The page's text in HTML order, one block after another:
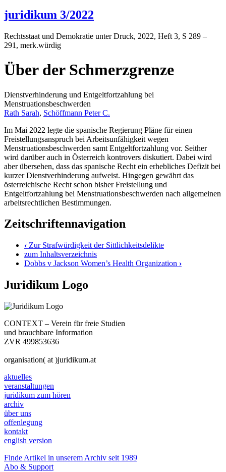
juridikum 3/2022
Rechtsstaat und Demokratie unter Druck, 2022, Heft 3, S 289 –
291, merk.würdig
Über der Schmerzgrenze
Dienstverhinderung und Entgeltfortzahlung bei
Menstruationsbeschwerden
Rath Sarah, Schöffmann Peter C.
Im Mai 2022 legte die spanische Regierung Pläne für einen
Freistellungsanspruch bei Arbeitsunfähigkeit wegen
Menstruationsbeschwerden samt Entgeltfortzahlung vor. Seither
wird darüber auch in Österreich kontrovers diskutiert. Dabei wird
aber übersehen, dass das spanische Recht ein erhebliches Defizit bei
kurzer Dienstverhinderung aufweist. Hingegen gewährt das
österreichische Recht schon bisher Freistellung und
Entgeltfortzahlung bei Menstruationsbeschwerden nach allgemeinen
arbeitsrechtlichen Bestimmungen.
Zeitschriftennavigation
‹ Zur Strafwürdigkeit der Sittlichkeitsdelikte
zum Inhaltsverzeichnis
Dobbs v Jackson Women’s Health Organization ›
Juridikum Logo
CONTEXT – Verein für freie Studien
und brauchbare Information
ZVR 499853636
organisation( at )juridikum.at
aktuelles
veranstaltungen
juridikum zum hören
archiv
über uns
offenlegung
kontakt
english version
Finde Artikel in unserem Archiv seit 1989
Abo & Support